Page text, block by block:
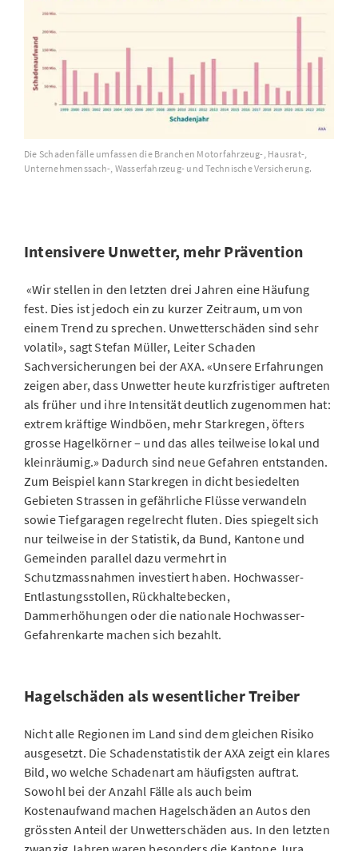
Die Schadenfälle umfassen die Branchen Motorfahrzeug-, Hausrat-,
Unternehmenssach-, Wasserfahrzeug- und Technische Versicherung.
Intensivere Unwetter, mehr Prävention
«Wir stellen in den letzten drei Jahren eine Häufung
fest. Dies ist jedoch ein zu kurzer Zeitraum, um von
einem Trend zu sprechen. Unwetterschäden sind sehr
volatil», sagt Stefan Müller, Leiter Schaden
Sachversicherungen bei der AXA. «Unsere Erfahrungen
zeigen aber, dass Unwetter heute kurzfristiger auftreten
als früher und ihre Intensität deutlich zugenommen hat:
extrem kräftige Windböen, mehr Starkregen, öfters
grosse Hagelkörner – und das alles teilweise lokal und
kleinräumig.» Dadurch sind neue Gefahren entstanden.
Zum Beispiel kann Starkregen in dicht besiedelten
Gebieten Strassen in gefährliche Flüsse verwandeln
sowie Tiefgaragen regelrecht fluten. Dies spiegelt sich
nur teilweise in der Statistik, da Bund, Kantone und
Gemeinden parallel dazu vermehrt in
Schutzmassnahmen investiert haben. Hochwasser-
Entlastungsstollen, Rückhaltebecken,
Dammerhöhungen oder die nationale Hochwasser-
Gefahrenkarte machen sich bezahlt.
Hagelschäden als wesentlicher Treiber
Nicht alle Regionen im Land sind dem gleichen Risiko
ausgesetzt. Die Schadenstatistik der AXA zeigt ein klares
Bild, wo welche Schadenart am häufigsten auftrat.
Sowohl bei der Anzahl Fälle als auch beim
Kostenaufwand machen Hagelschäden an Autos den
grössten Anteil der Unwetterschäden aus. In den letzten